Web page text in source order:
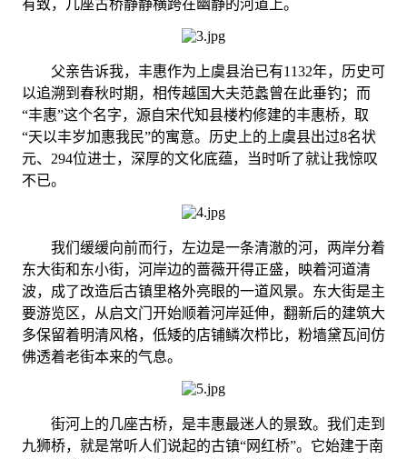
有致，几座古桥静静横跨在幽静的河道上。
父亲告诉我，丰惠作为上虞县治已有1132年，历史可
以追溯到春秋时期，相传越国大夫范蠡曾在此垂钓；而
“丰惠”这个名字，源自宋代知县楼杓修建的丰惠桥，取
“天以丰岁加惠我民”的寓意。历史上的上虞县出过8名状
元、294位进士，深厚的文化底蕴，当时听了就让我惊叹
不已。
我们缓缓向前而行，左边是一条清澈的河，两岸分着
东大街和东小街，河岸边的蔷薇开得正盛，映着河道清
波，成了改造后古镇里格外亮眼的一道风景。东大街是主
要游览区，从启文门开始顺着河岸延伸，翻新后的建筑大
多保留着明清风格，低矮的店铺鳞次栉比，粉墙黛瓦间仿
佛透着老街本来的气息。
街河上的几座古桥，是丰惠最迷人的景致。我们走到
九狮桥，就是常听人们说起的古镇“网红桥”。它始建于南